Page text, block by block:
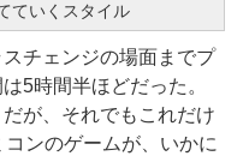
ていくスタイル
チェンジの場面までプ
5時間半ほどだった。
が、それでもこれだけ
ンのゲームが、いかに